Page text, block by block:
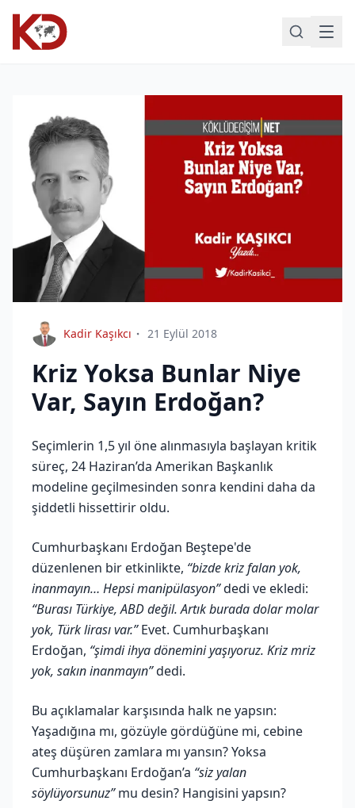
Kadir Kaşıkcı 21 Eylül 2018
Kriz Yoksa Bunlar Niye
Var, Sayın Erdoğan?
Seçimlerin 1,5 yıl öne alınmasıyla başlayan kritik
süreç, 24 Haziran’da Amerikan Başkanlık
modeline geçilmesinden sonra kendini daha da
şiddetli hissettirir oldu.
Cumhurbaşkanı Erdoğan Beştepe'de
düzenlenen bir etkinlikte, “bizde kriz falan yok,
inanmayın… Hepsi manipülasyon”dedi ve ekledi:
“Burası Türkiye, ABD değil. Artık burada dolar molar
yok, Türk lirası var.”Evet. Cumhurbaşkanı
Erdoğan, “şimdi ihya dönemini yaşıyoruz. Kriz mriz
yok, sakın inanmayın”dedi.
Bu açıklamalar karşısında halk ne yapsın:
Yaşadığına mı, gözüyle gördüğüne mi, cebine
ateş düşüren zamlara mı yansın? Yoksa
Cumhurbaşkanı Erdoğan’a “siz yalan
söylüyorsunuz”mu desin? Hangisini yapsın?